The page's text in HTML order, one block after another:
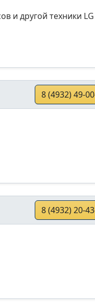
и другой техники LG
8 (4932) 49-
8 (4932) 20-